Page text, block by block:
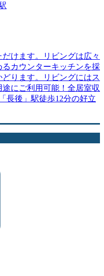
けます。リビングは広々
カウンターキッチンを採
ります。リビングにはス
にご利用可能！全居室収
長後」駅徒歩12分の好立